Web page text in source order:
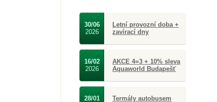
30/06
2026
Letní provozní doba +
zavírací dny
16/02
2026
AKCE 4=3 + 10% sleva
Aquaworld Budapešť
28/01 Termály autobusem